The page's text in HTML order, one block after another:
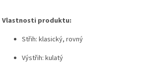
Vlastnosti produktu:
Střih: klasický, rovný
Výstřih: kulatý